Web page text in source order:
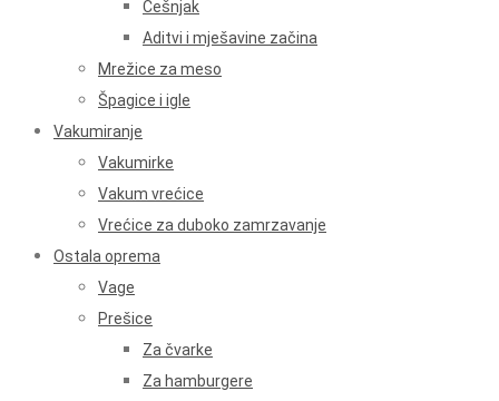
Češnjak
Aditvi i mješavine začina
Mrežice za meso
Špagice i igle
Vakumiranje
Vakumirke
Vakum vrećice
Vrećice za duboko zamrzavanje
Ostala oprema
Vage
Prešice
Za čvarke
Za hamburgere